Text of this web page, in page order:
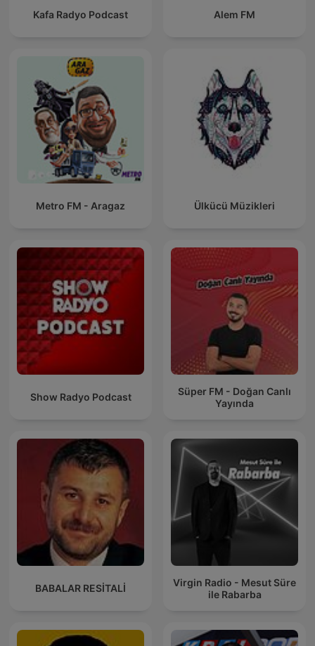
Kafa Radyo Podcast Alem FM
Metro FM - Aragaz Ülkücü Müzikleri
Show Radyo Podcast
Süper FM - Doğan Canlı
Yayında
BABALAR RESİTALİ
Virgin Radio - Mesut Süre
ile Rabarba